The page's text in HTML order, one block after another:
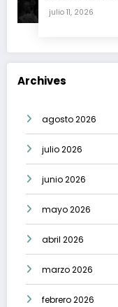
julio 11, 2026
Archives
agosto 2026
julio 2026
junio 2026
mayo 2026
abril 2026
marzo 2026
febrero 2026